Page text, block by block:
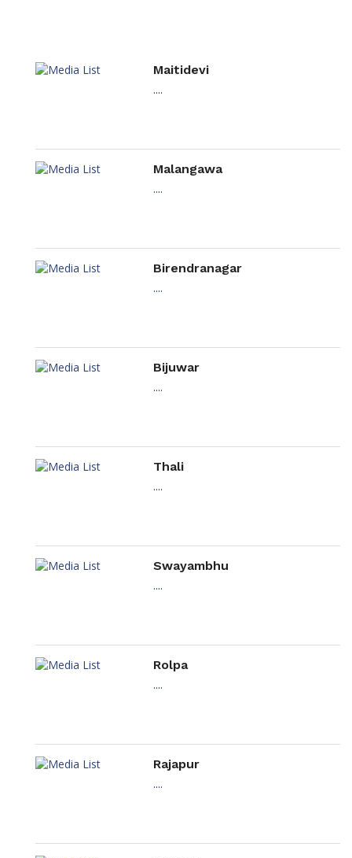
Maitidevi
....
Malangawa
....
Birendranagar
....
Bijuwar
....
Thali
....
Swayambhu
....
Rolpa
....
Rajapur
....